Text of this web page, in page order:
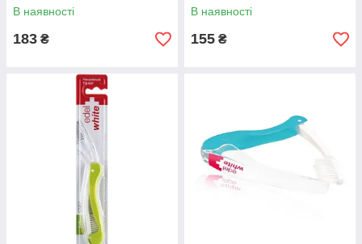
В наявності
183 ₴
В наявності
155 ₴